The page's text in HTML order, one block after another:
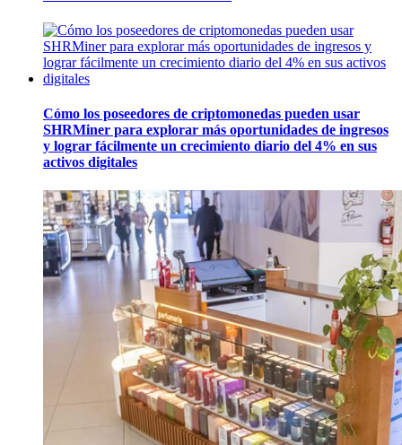
Cómo los poseedores de criptomonedas pueden usar
SHRMiner para explorar más oportunidades de ingresos
y lograr fácilmente un crecimiento diario del 4% en sus
activos digitales